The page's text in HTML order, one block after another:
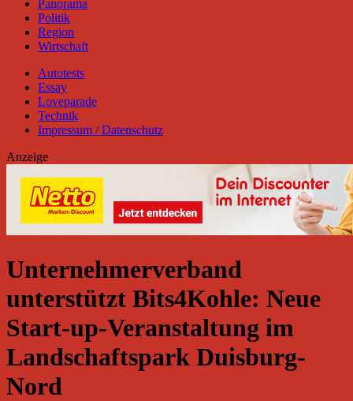
Panorama
Politik
Region
Wirtschaft
Autotests
Essay
Loveparade
Technik
Impressum / Datenschutz
Anzeige
Unternehmerverband
unterstützt Bits4Kohle: Neue
Start-up-Veranstaltung im
Landschaftspark Duisburg-
Nord